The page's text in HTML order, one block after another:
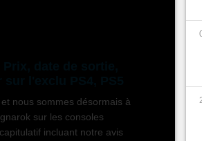
nous sommes désormais à
sur les consoles
incluant notre avis